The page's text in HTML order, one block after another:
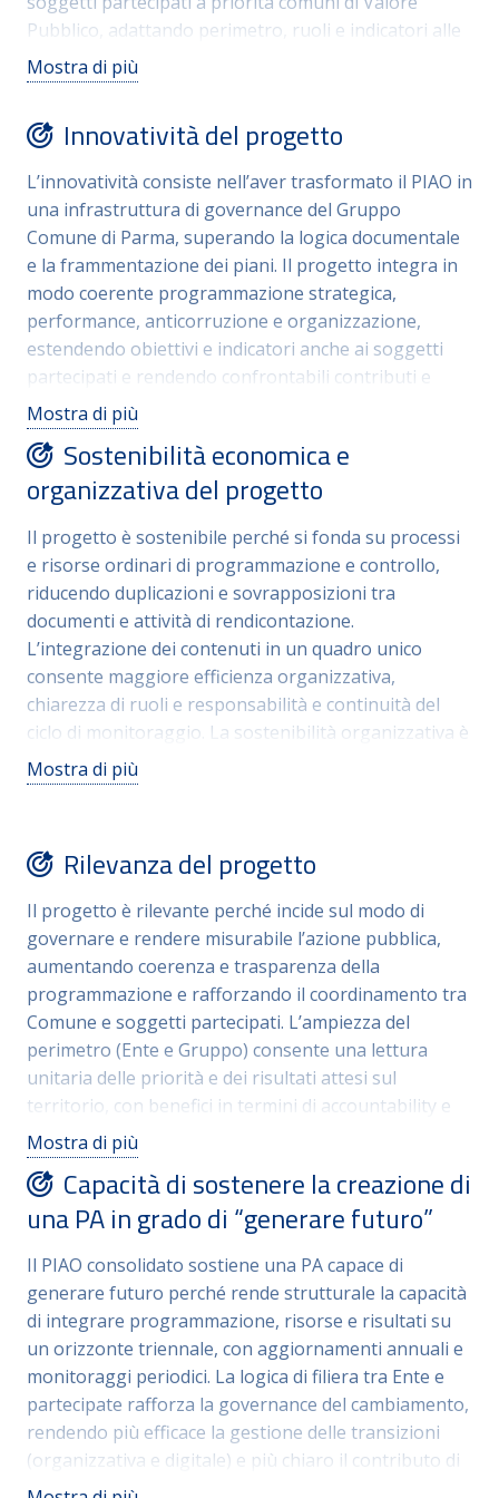
partecipati
Pubblico, adattando perimetro, ruoli e indicatori alle
specificità organizzative. La replicabilità è facilitata
dall’utilizzo di procedure di raccolta e armonizzazione
impianto di rendicontazione periodica, che può
essere adottato anche in contesti diversi, graduando
il livello di consolidamento in base alla maturità del
sistema di governance e controllo delle
partecipazioni.
Mostra di più
Innovatività del progetto
L’innovatività consiste nell’aver trasformato il PIAO in
una infrastruttura di governance del Gruppo
Comune di Parma, superando la logica documentale
e la frammentazione dei piani. Il progetto integra in
modo coerente programmazione strategica,
performance, anticorruzione e organizzazione,
estendendo obiettivi e indicatori anche ai soggetti
partecipati e rendendo confrontabili contributi e
risultati. Il percorso ASK Public Value del
Dipartimento della Funzione Pubblica. in
collaborazione con Formez, ha rafforzato la
centralità del Valore Pubblico come criterio
di output ma anche di risultato e impatto e una
maggiore leggibilità verso stakeholder interni ed
esterni. Il consolidamento consente inoltre di
sostenere una logica di filiera tra politiche, servizi e
risultati, migliorando il coordinamento e la
trasparenza complessiva.
Mostra di più
Sostenibilità economica e
organizzativa del progetto
Il progetto è sostenibile perché si fonda su processi
e risorse ordinari di programmazione e controllo,
riducendo duplicazioni e sovrapposizioni tra
documenti e attività di rendicontazione.
L’integrazione dei contenuti in un quadro unico
consente maggiore efficienza organizzativa,
chiarezza di ruoli e responsabilità e continuità del
ciclo di monitoraggio. La sostenibilità organizzativa è
rafforzata dall’adozione di strumenti operativi di
gestione della performance (caricamento,
strutturato di Settori e partecipate, che facilita
aggiornamenti annuali del PIAO e l’allineamento con
il ciclo di bilancio e DUP.
Mostra di più
Rilevanza del progetto
Il progetto è rilevante perché incide sul modo di
governare e rendere misurabile l’azione pubblica,
aumentando coerenza e trasparenza della
programmazione e rafforzando il coordinamento tra
Comune e soggetti partecipati. L’ampiezza del
perimetro (Ente e Gruppo) consente una lettura
unitaria delle priorità e dei risultati attesi sul
territorio, con benefici in termini di accountability e
qualità decisionale. Rendere esplicito il contributo
delle politiche alla creazione di Valore Pubblico,
attraverso obiettivi e indicatori integrati, supporta
una comunicazione più chiara verso cittadini e
risultati, utile anche per il monitoraggio periodico e
la rendicontazione istituzionale.
Mostra di più
Capacità di sostenere la creazione di
una PA in grado di “generare futuro”
Il PIAO consolidato sostiene una PA capace di
generare futuro perché rende strutturale la capacità
di integrare programmazione, risorse e risultati su
un orizzonte triennale, con aggiornamenti annuali e
monitoraggi periodici. La logica di filiera tra Ente e
partecipate rafforza la governance del cambiamento,
rendendo più efficace la gestione delle transizioni
(organizzativa e digitale) e più chiaro il contributo di
ciascun attore agli obiettivi comuni. L’attenzione a